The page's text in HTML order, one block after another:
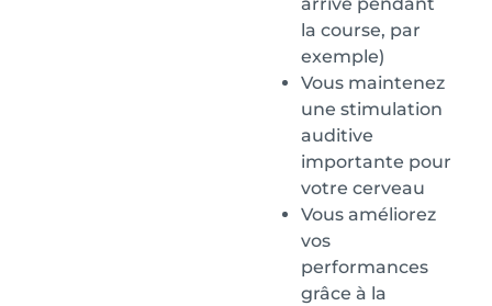
la course, par
exemple)
Vous maintenez
une stimulation
auditive
importante pour
votre cerveau
Vous améliorez
vos
performances
grâce à la